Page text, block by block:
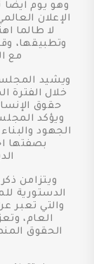
وهو يوم
الإعلان
لا طالما
وتطبيقها،
مع
ويشيد
خلال الفترة
حقوق
ويؤكد
الجهود
بصفتها
ويتزامن
الدستورية
والتي تعبر
العام،
الحقوق